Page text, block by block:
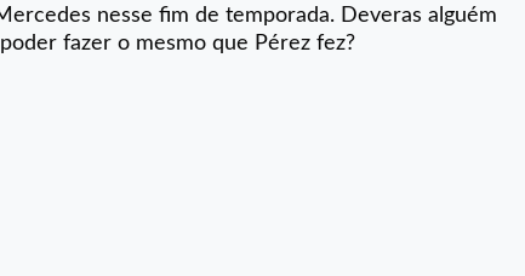
nesse fim de temporada. Deveras alguém
fazer o mesmo que Pérez fez?